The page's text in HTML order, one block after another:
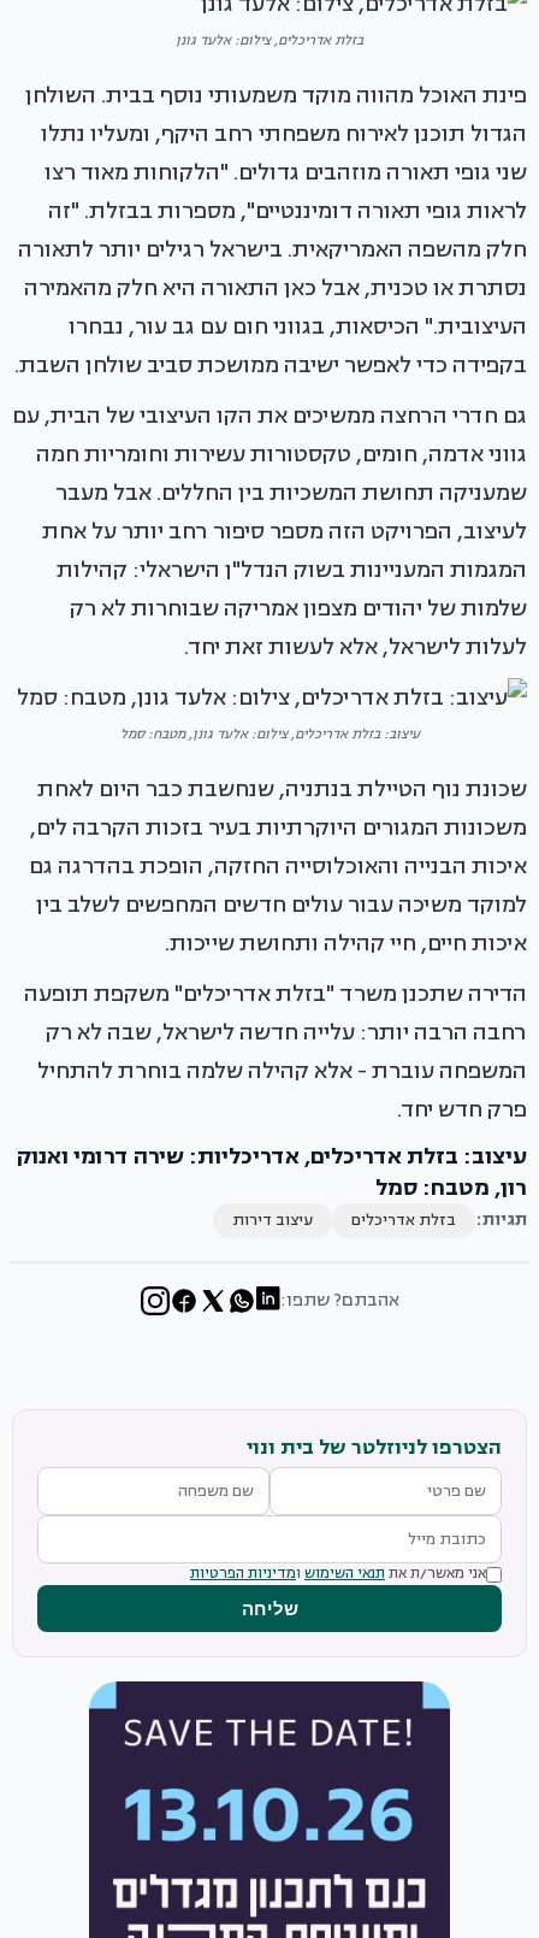
בזלת אדריכלים, צילום: אלעד גונן
פינת האוכל מהווה מוקד משמעותי נוסף בבית. השולחן
הגדול תוכנן לאירוח משפחתי רחב היקף, ומעליו נתלו
שני גופי תאורה מוזהבים גדולים. "הלקוחות מאוד רצו
לראות גופי תאורה דומיננטיים", מספרות בבזלת. "זה
חלק מהשפה האמריקאית. בישראל רגילים יותר לתאורה
נסתרת או טכנית, אבל כאן התאורה היא חלק מהאמירה
העיצובית." הכיסאות, בגווני חום עם גב עור, נבחרו
בקפידה כדי לאפשר ישיבה ממושכת סביב שולחן השבת.
גם חדרי הרחצה ממשיכים את הקו העיצובי של הבית, עם
גווני אדמה, חומים, טקסטורות עשירות וחומריות חמה
שמעניקה תחושת המשכיות בין החללים. אבל מעבר
לעיצוב, הפרויקט הזה מספר סיפור רחב יותר על אחת
המגמות המעניינות בשוק הנדל"ן הישראלי: קהילות
שלמות של יהודים מצפון אמריקה שבוחרות לא רק
לעלות לישראל, אלא לעשות זאת יחד.
עיצוב: בזלת אדריכלים, צילום: אלעד גונן, מטבח: סמל
שכונת נוף הטיילת בנתניה, שנחשבת כבר היום לאחת
משכונות המגורים היוקרתיות בעיר בזכות הקרבה לים,
איכות הבנייה והאוכלוסייה החזקה, הופכת בהדרגה גם
למוקד משיכה עבור עולים חדשים המחפשים לשלב בין
איכות חיים, חיי קהילה ותחושת שייכות.
הדירה שתכנן משרד "בזלת אדריכלים" משקפת תופעה
רחבה הרבה יותר: עלייה חדשה לישראל, שבה לא רק
המשפחה עוברת - אלא קהילה שלמה בוחרת להתחיל
פרק חדש יחד.
עיצוב: בזלת אדריכלים, אדריכליות: שירה דרומי ואנוק
רון, מטבח: סמל
תגיות: בזלת אדריכלים עיצוב דירות
אהבתם? שתפו:
הצטרפו לניוזלטר של בית ונוי
אני מאשר/ת את תנאי השימוש ומדיניות הפרטיות
שליחה